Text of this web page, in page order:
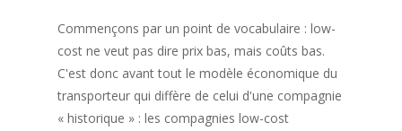
Commençons par un point de vocabulaire : low-
cost ne veut pas dire prix bas, mais coûts bas.
C'est donc avant tout le modèle économique du
transporteur qui diffère de celui d'une compagnie
« historique » : les compagnies low-cost